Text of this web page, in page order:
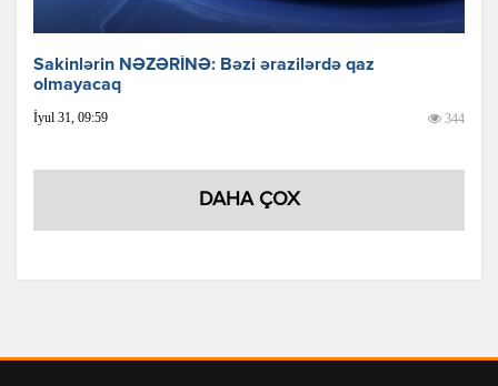
Sakinlərin NƏZƏRİNƏ: Bəzi ərazilərdə qaz
olmayacaq
İyul 31, 09:59 344
DAHA ÇOX